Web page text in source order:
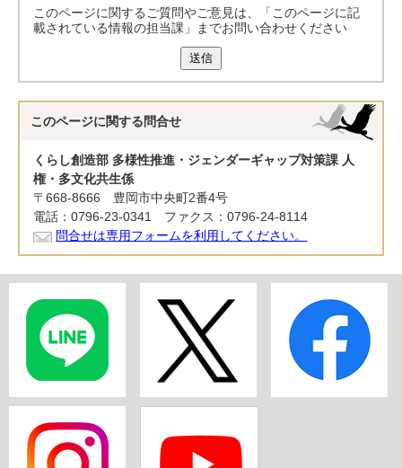
このページに関するご質問やご意見は、「このページに記
載されている情報の担当課」までお問い合わせください
送信
このページに関する 問合せ
くらし創造部 多様性推進・ジェンダーギャップ対策課 人
権・多文化共生係
〒668-8666 豊岡市中央町2番4号
電話：0796-23-0341 ファクス：0796-24-8114
問合せは専用フォームを利用してください。